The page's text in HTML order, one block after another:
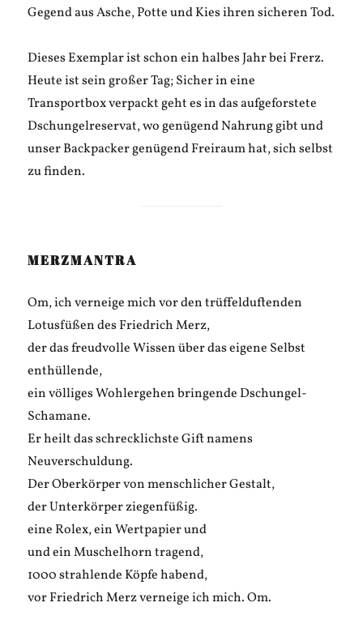
Gegend aus Asche, Potte und Kies ihren sicheren Tod.
Dieses Exemplar ist schon ein halbes Jahr bei Frerz.
Heute ist sein großer Tag; Sicher in eine
Transportbox verpackt geht es in das aufgeforstete
Dschungelreservat, wo genügend Nahrung gibt und
unser Backpacker genügend Freiraum hat, sich selbst
zu finden.
MERZMANTRA
Om, ich verneige mich vor den trüffelduftenden
Lotusfüßen des Friedrich Merz,
der das freudvolle Wissen über das eigene Selbst
enthüllende,
ein völliges Wohlergehen bringende Dschungel-
Schamane.
Er heilt das schrecklichste Gift namens
Neuverschuldung.
Der Oberkörper von menschlicher Gestalt,
der Unterkörper ziegenfüßig.
eine Rolex, ein Wertpapier und
und ein Muschelhorn tragend,
1000 strahlende Köpfe habend,
vor Friedrich Merz verneige ich mich. Om.